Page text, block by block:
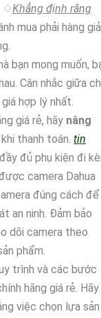
♢Khẳng định rằng
mua phải hàng giả
bạn mong muốn,
Cân nhắc giữa
hợp lý nhất.
giá rẻ, hãy nâng
thanh toán. tin
đủ phụ kiện đi
camera Dahua
đúng cách để
an ninh. Đảm bảo
dõi camera theo
phẩm.
trình và các bước
hãng giá rẻ. Hãy
việc chọn lựa sản